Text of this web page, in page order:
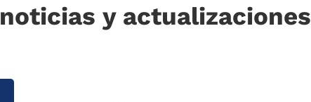
noticias y actualizaciones